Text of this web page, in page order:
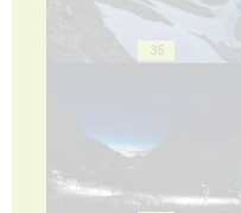
35